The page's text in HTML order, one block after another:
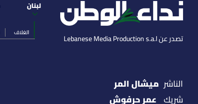
تصدر عن Lebanese Media Production s.a.l
لبنان
الغلاف
الناشر ميشال المر
شريك عمر حرفوش